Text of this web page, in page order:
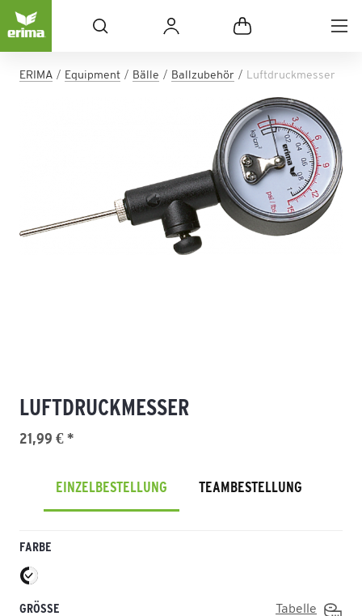
ERIMA Equipment Bälle Ballzubehör Luftdruckmesser
LUFTDRUCKMESSER
21,99 € *
EINZELBESTELLUNG TEAMBESTELLUNG
FARBE
GRÖSSE Tabelle